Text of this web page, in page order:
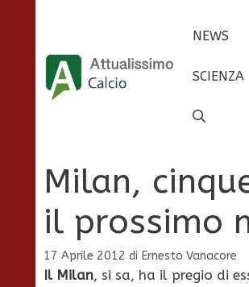
contenuto
NEWS
SCIENZA
Milan,
il prossimo
17 Aprile 2012 di Ernesto Vanacore
Il Milan, si sa, ha il pregio di